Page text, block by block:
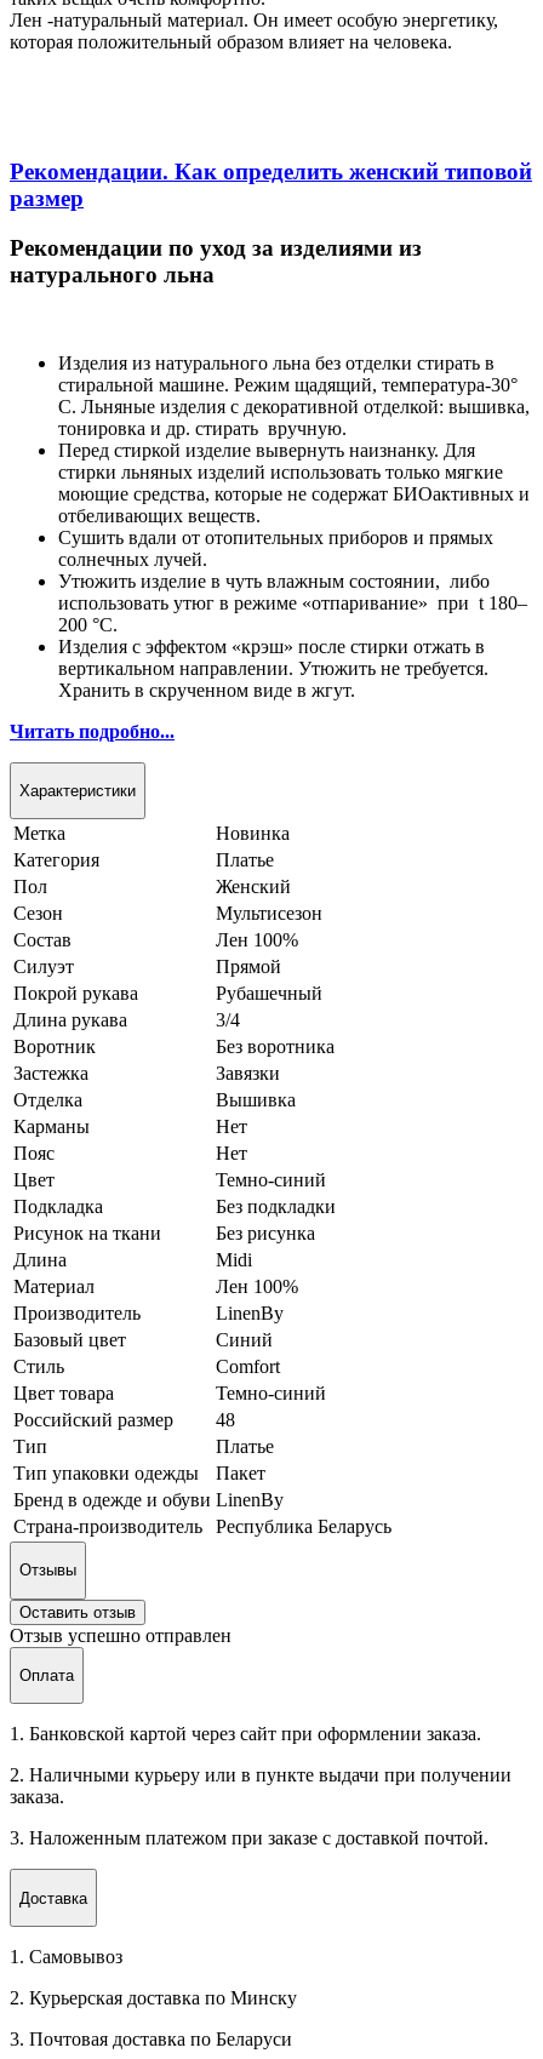
Лен -натуральный материал. Он имеет особую энергетику,
которая положительный образом влияет на человека.
Рекомендации. Как определить женский типовой
размер
Рекомендации по уход за изделиями из
натурального льна
Изделия из натурального льна без отделки стирать в
стиральной машине. Режим щадящий, температура-30°
С. Льняные изделия с декоративной отделкой: вышивка,
тонировка и др. стирать вручную.
Перед стиркой изделие вывернуть наизнанку. Для
стирки льняных изделий использовать только мягкие
моющие средства, которые не содержат БИОактивных и
отбеливающих веществ.
Сушить вдали от отопительных приборов и прямых
солнечных лучей.
Утюжить изделие в чуть влажным состоянии, либо
использовать утюг в режиме «отпаривание» при t 180–
200 °С.
Изделия с эффектом «крэш» после стирки отжать в
вертикальном направлении. Утюжить не требуется.
Хранить в скрученном виде в жгут.
Читать подробно...
Характеристики
Метка
Новинка
Категория
Платье
Пол
Женский
Сезон
Мультисезон
Состав
Лен 100%
Силуэт
Прямой
Покрой рукава
Рубашечный
Длина рукава
3/4
Воротник
Без воротника
Застежка
Завязки
Отделка
Вышивка
Карманы
Нет
Пояс
Нет
Цвет
Темно-синий
Подкладка
Без подкладки
Рисунок на ткани
Без рисунка
Длина
Midi
Материал
Лен 100%
Производитель
LinenBy
Базовый цвет
Синий
Стиль
Comfort
Цвет товара
Темно-синий
Российский размер
48
Тип
Платье
Тип упаковки одежды
Пакет
Бренд в одежде и обуви LinenBy
Страна-производитель
Республика Беларусь
Отзывы
Оставить отзыв
Отзыв успешно отправлен
Оплата
1. Банковской картой через сайт при оформлении заказа.
2. Наличными курьеру или в пункте выдачи при получении
заказа.
3. Наложенным платежом при заказе с доставкой почтой.
Доставка
1. Самовывоз
2. Курьерская доставка по Минску
3. Почтовая доставка по Беларуси